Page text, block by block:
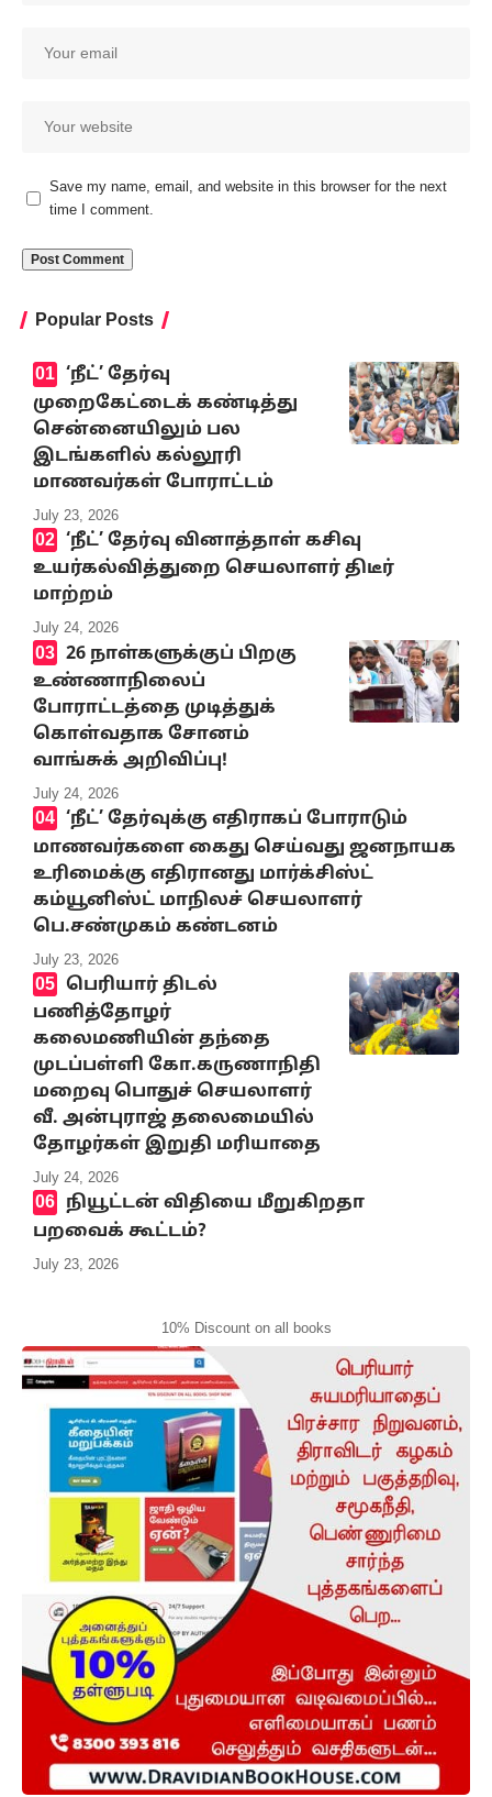
Save my name, email, and website in this browser for the next
time I comment.
Popular Posts
‘நீட்’ தேர்வு
முறைகேட்டைக் கண்டித்து
சென்னையிலும் பல
இடங்களில் கல்லூரி
மாணவர்கள் போராட்டம்
July 23, 2026
‘நீட்’ தேர்வு வினாத்தாள் கசிவு
உயர்கல்வித்துறை செயலாளர் திடீர்
மாற்றம்
July 24, 2026
26 நாள்களுக்குப் பிறகு
உண்ணாநிலைப்
போராட்டத்தை முடித்துக்
கொள்வதாக சோனம்
வாங்சுக் அறிவிப்பு!
July 24, 2026
‘நீட்’ தேர்வுக்கு எதிராகப் போராடும்
மாணவர்களை கைது செய்வது ஜனநாயக
உரிமைக்கு எதிரானது மார்க்சிஸ்ட்
கம்யூனிஸ்ட் மாநிலச் செயலாளர்
பெ.சண்முகம் கண்டனம்
July 23, 2026
பெரியார் திடல்
பணித்தோழர்
கலைமணியின் தந்தை
முடப்பள்ளி கோ.கருணாநிதி
மறைவு பொதுச் செயலாளர்
வீ. அன்புராஜ் தலைமையில்
தோழர்கள் இறுதி மரியாதை
July 24, 2026
நியூட்டன் விதியை மீறுகிறதா
பறவைக் கூட்டம்?
July 23, 2026
10% Discount on all books